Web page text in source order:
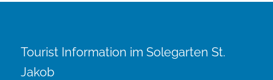
Tourist Information im Solegarten St.
Jakob